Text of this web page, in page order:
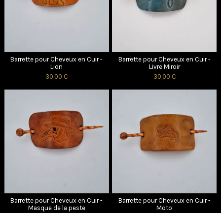
Barrette pour Cheveux en Cuir -
Lion
30,00 €
Barrette pour Cheveux en Cuir -
Livre Miroir
30,00 €
Barrette pour Cheveux en Cuir -
Masque de la peste
Barrette pour Cheveux en Cuir -
Moto